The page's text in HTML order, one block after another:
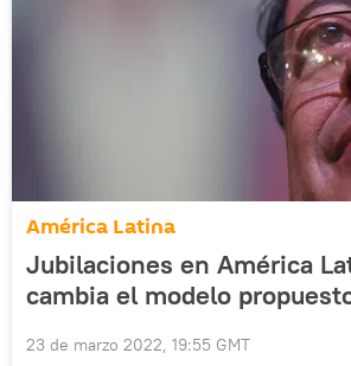
América Latina
Jubilaciones en América
cambia el modelo
23 de marzo 2022, 19:55 GMT